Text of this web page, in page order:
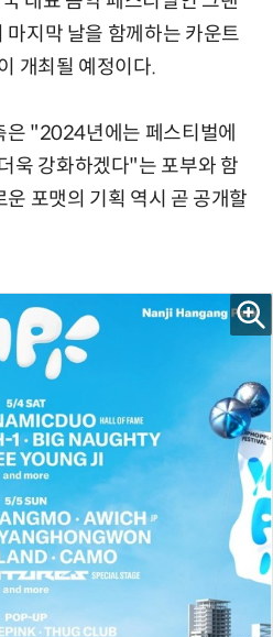
마지막 날을 함께하는 카운트
개최될 예정이다.
"2024년에는 페스티벌에
욱 강화하겠다"는 포부와 함
포맷의 기획 역시 곧 공개할